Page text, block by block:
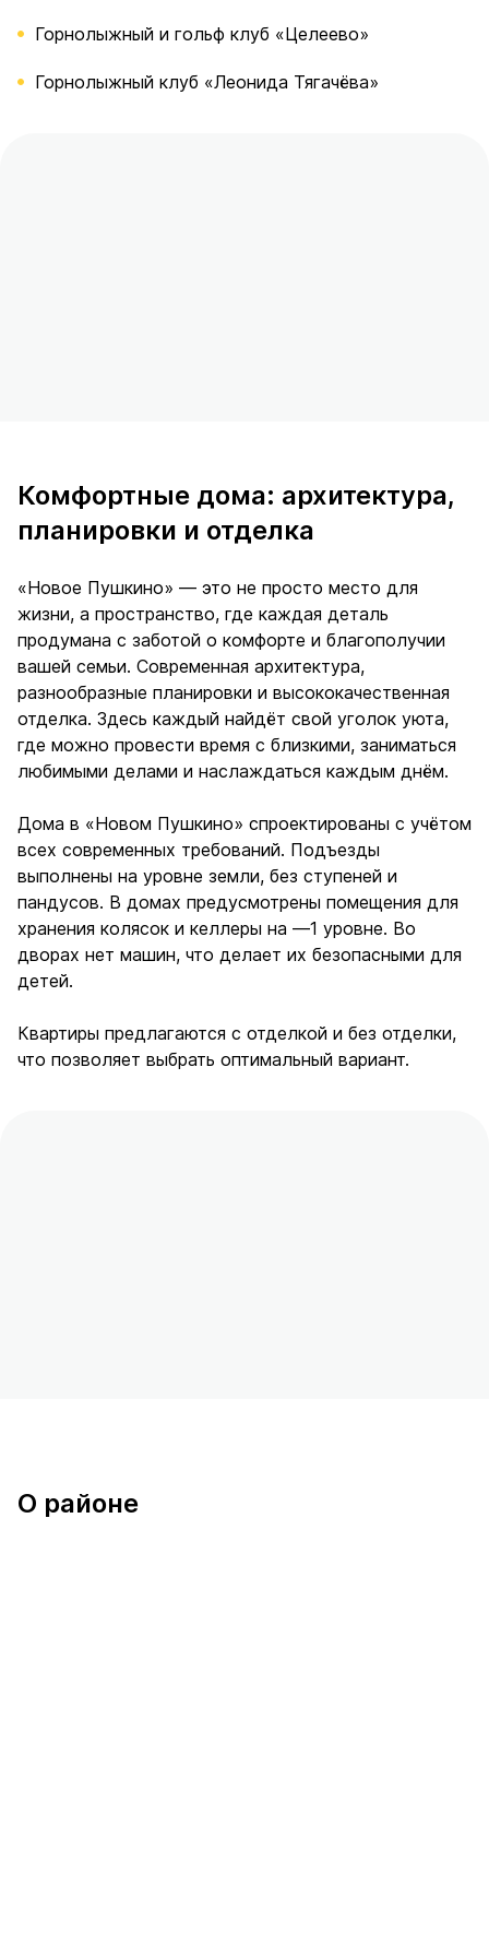
Горнолыжный и гольф клуб «Целеево»
Горнолыжный клуб «Леонида Тягачёва»
Комфортные дома: архитектура,
планировки и отделка
«Новое Пушкино» — это не просто место для
жизни, а пространство, где каждая деталь
продумана с заботой о комфорте и благополучии
вашей семьи. Современная архитектура,
разнообразные планировки и высококачественная
отделка. Здесь каждый найдёт свой уголок уюта,
где можно провести время с близкими, заниматься
любимыми делами и наслаждаться каждым днём.
Дома в «Новом Пушкино» спроектированы с учётом
всех современных требований. Подъезды
выполнены на уровне земли, без ступеней и
пандусов. В домах предусмотрены помещения для
хранения колясок и келлеры на —1 уровне. Во
дворах нет машин, что делает их безопасными для
детей.
Квартиры предлагаются с отделкой и без отделки,
что позволяет выбрать оптимальный вариант.
О районе